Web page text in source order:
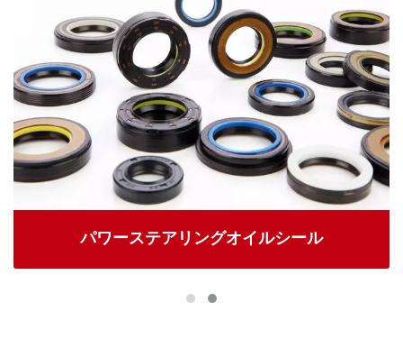
パワーステアリングオイルシール